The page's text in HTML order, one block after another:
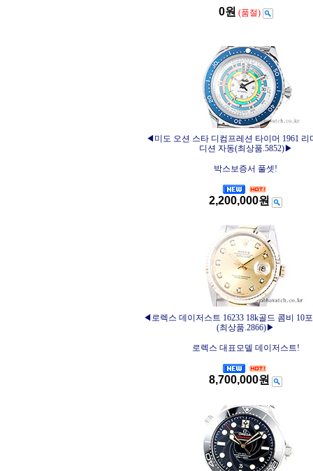
0원 (품절)
◀미도 오션 스타 디컴프레션 타이머 1961 리
디션 자동(최상품.5852)▶
박스보증서 풀셋!
2,200,000원
◀로렉스 데이저스트 16233 18k골드 콤비 10
(최상품.2866)▶
로렉스 대표모델 데이저스트!
8,700,000원